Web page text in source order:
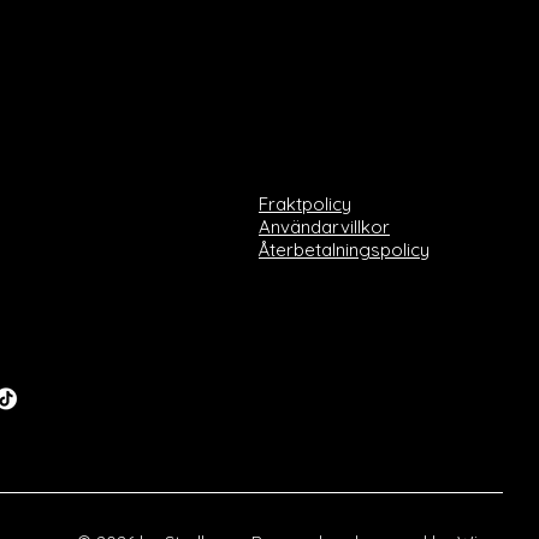
Fraktpolicy
Användarvillkor
Återbetalningspolicy